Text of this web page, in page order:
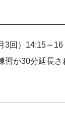
3回）14:15～16
習が30分延長さ